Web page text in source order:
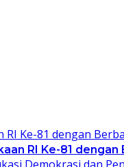
RI Ke-81